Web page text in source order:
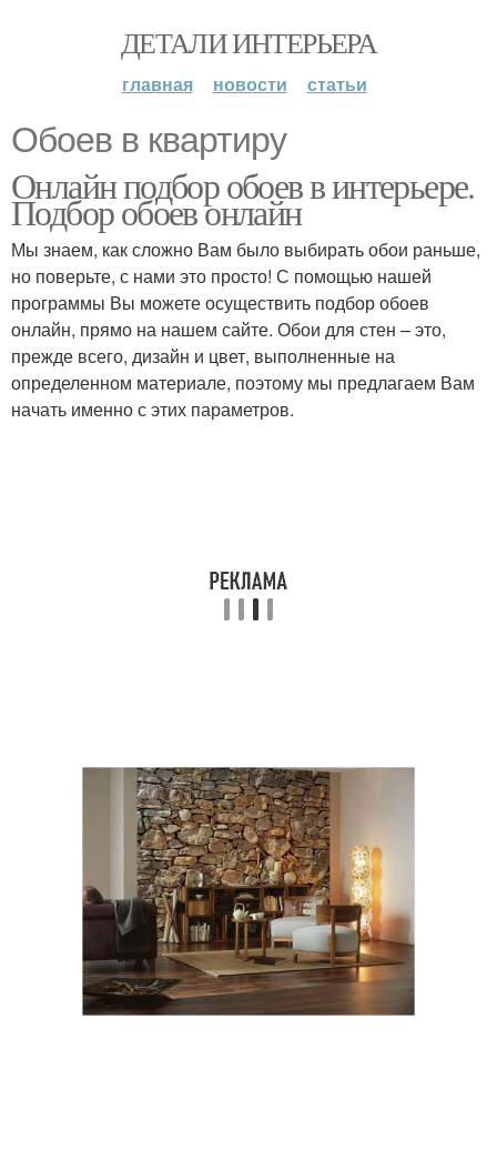
ДЕТАЛИ ИНТЕРЬЕРА
главная новости статьи
Обоев в квартиру
Онлайн подбор обоев в интерьере.
Подбор обоев онлайн
Мы знаем, как сложно Вам было выбирать обои раньше,
но поверьте, с нами это просто! С помощью нашей
программы Вы можете осуществить подбор обоев
онлайн, прямо на нашем сайте. Обои для стен – это,
прежде всего, дизайн и цвет, выполненные на
определенном материале, поэтому мы предлагаем Вам
начать именно с этих параметров.